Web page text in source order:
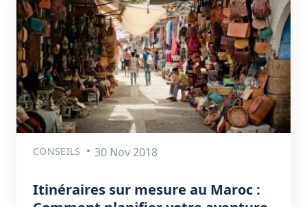
CONSEILS 30 Nov 2018
Itinéraires sur mesure au Maroc :